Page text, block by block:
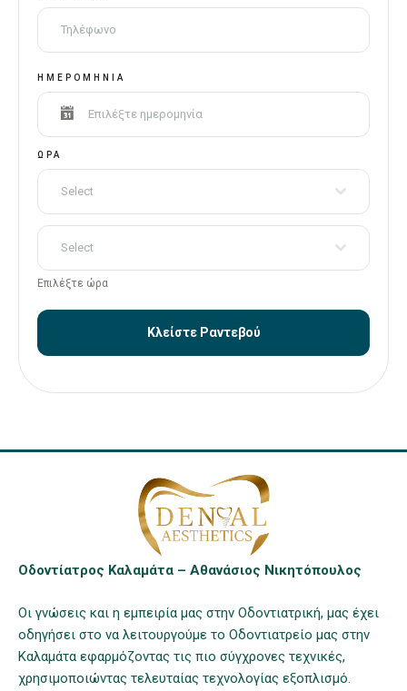
ΗΜΕΡΟΜΗΝΊΑ
ΏΡΑ
Select
Select
Επιλέξτε ώρα
Κλείστε Ραντεβού
Οδοντίατρος Καλαμάτα – Αθανάσιος Νικητόπουλος
Οι γνώσεις και η εμπειρία μας στην Οδοντιατρική, μας έχει
οδηγήσει στο να λειτουργούμε το Οδοντιατρείο μας στην
Καλαμάτα εφαρμόζοντας τις πιο σύγχρονες τεχνικές,
χρησιμοποιώντας τελευταίας τεχνολογίας εξοπλισμό.